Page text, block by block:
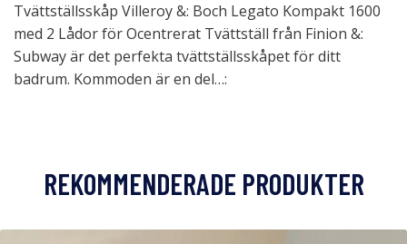
Tvättställsskåp Villeroy &: Boch Legato Kompakt 1600
med 2 Lådor för Ocentrerat Tvättställ från Finion &:
Subway är det perfekta tvättställsskåpet för ditt
badrum. Kommoden är en del…:
REKOMMENDERADE PRODUKTER